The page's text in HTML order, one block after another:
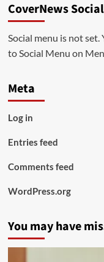
CoverNews Social
Social menu is not set.
to Social Menu on
Meta
Log in
Entries feed
Comments feed
WordPress.org
You may have